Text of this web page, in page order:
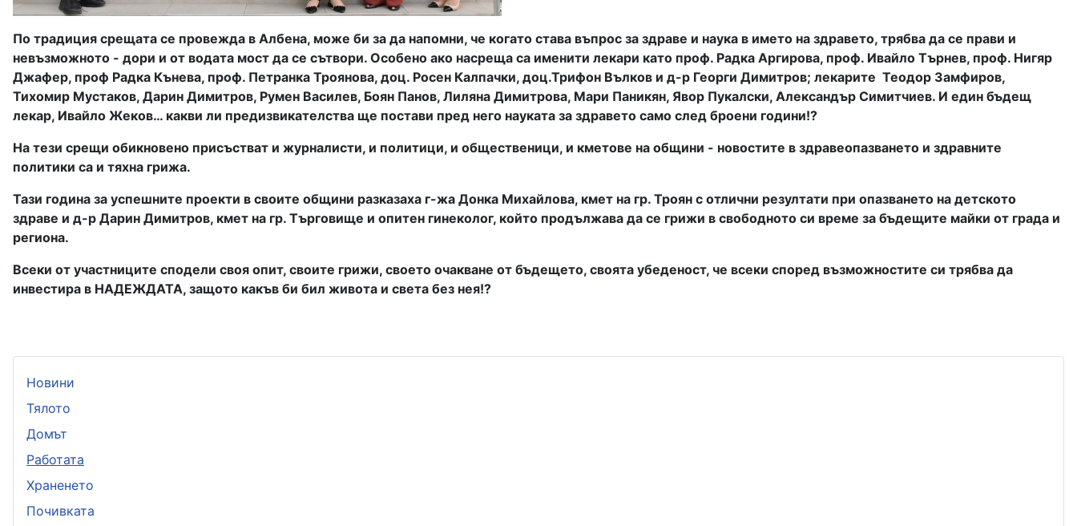
По традиция срещата се провежда в Албена, може би за да напомни, че когато става въпрос за здраве и наука в името на здравето, трябва да се прави и
невъзможното - дори и от водата мост да се сътвори. Особено ако насреща са именити лекари като проф. Радка Аргирова, проф. Ивайло Търнев, проф. Нигяр
Джафер, проф Радка Кънева, проф. Петранка Троянова, доц. Росен Калпачки, доц.Трифон Вълков и д-р Георги Димитров; лекарите Теодор Замфиров,
Тихомир Мустаков, Дарин Димитров, Румен Василев, Боян Панов, Лиляна Димитрова, Мари Паникян, Явор Пукалски, Александър Симитчиев. И един бъдещ
лекар, Ивайло Жеков… какви ли предизвикателства ще постави пред него науката за здравето само след броени години!?
На тези срещи обикновено присъстват и журналисти, и политици, и общественици, и кметове на общини - новостите в здравеопазването и здравните
политики са и тяхна грижа.
Тази година за успешните проекти в своите общини разказаха г-жа Донка Михайлова, кмет на гр. Троян с отлични резултати при опазването на детското
здраве и д-р Дарин Димитров, кмет на гр. Търговище и опитен гинеколог, който продължава да се грижи в свободното си време за бъдещите майки от града и
региона.
Всеки от участниците сподели своя опит, своите грижи, своето очакване от бъдещето, своята убеденост, че всеки според възможностите си трябва да
инвестира в НАДЕЖДАТА, защото какъв би бил живота и света без нея!?
Новини
Тялото
Домът
Работата
Храненето
Почивката